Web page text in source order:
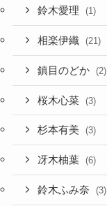
鈴木愛理 (1)
相楽伊織 (21)
鎮目のどか (2)
桜木心菜 (3)
杉本有美 (3)
冴木柚葉 (6)
鈴木ふみ奈 (3)